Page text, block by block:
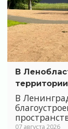
В
территории
В
07 августа 2026